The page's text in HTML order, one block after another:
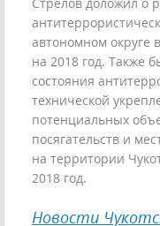
автономном округе
на 2018 год. Также
состояния
технической
потенциальных
посягательств и
на территории
2018 год.
Новости